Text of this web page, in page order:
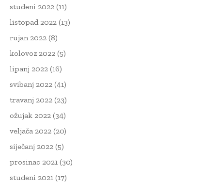
studeni 2022 (11)
listopad 2022 (13)
rujan 2022 (8)
kolovoz 2022 (5)
lipanj 2022 (16)
svibanj 2022 (41)
travanj 2022 (23)
ožujak 2022 (34)
veljača 2022 (20)
siječanj 2022 (5)
prosinac 2021 (30)
studeni 2021 (17)